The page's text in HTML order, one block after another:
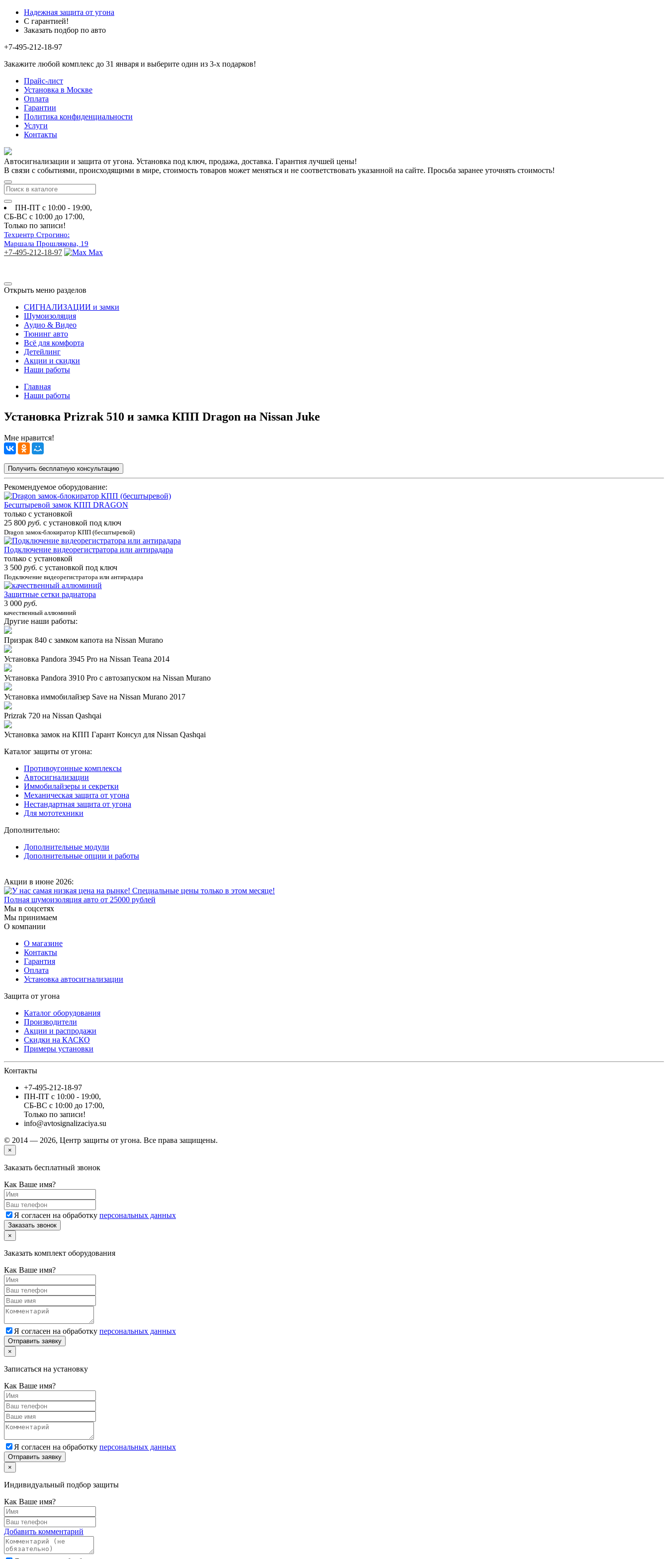
Надежная защита от угона
С гарантией!
Заказать подбор по авто
+7-495-212-18-97
Закажите любой комплекс до 31 января и выберите один из 3-х подарков!
Прайс-лист
Установка в Москве
Оплата
Гарантии
Политика конфиденциальности
Услуги
Контакты
Автосигнализации и защита от угона. Установка под ключ, продажа, доставка. Гарантия лучшей цены!
В связи с событиями, происходящими в мире, стоимость товаров может меняться и не соответствовать указанной на сайте. Просьба заранее уточнять стоимость!
ПН-ПТ с 10:00 - 19:00,
СБ-ВС с 10:00 до 17:00,
Только по записи!
Техцентр Строгино:
Маршала Прошлякова, 19
+7-495-212-18-97 Max
Открыть меню разделов
СИГНАЛИЗАЦИИ и замки
Шумоизоляция
Аудио & Видео
Тюнинг авто
Всё для комфорта
Детейлинг
Акции и скидки
Наши работы
Главная
Наши работы
Установка Prizrak 510 и замка КПП Dragon на Nissan Juke
Мне нравится!
Получить бесплатную консультацию
Рекомендуемое оборудование:
Бесштыревой замок КПП DRAGON
только с установкой
25 800 руб. с установкой под ключ
Dragon замок-блокиратор КПП (бесштыревой)
Подключение видеорегистратора или антирадара
только с установкой
3 500 руб. с установкой под ключ
Подключение видеорегистратора или антирадара
Защитные сетки радиатора
3 000 руб.
качественный аллюминий
Другие наши работы:
Призрак 840 с замком капота на Nissan Murano
Установка Pandora 3945 Pro на Nissan Teana 2014
Установка Pandora 3910 Pro с автозапуском на Nissan Murano
Установка иммобилайзер Save на Nissan Murano 2017
Prizrak 720 на Nissan Qashqai
Установка замок на КПП Гарант Консул для Nissan Qashqai
Каталог защиты от угона:
Противоугонные комплексы
Автосигнализации
Иммобилайзеры и секретки
Механическая защита от угона
Нестандартная защита от угона
Для мототехники
Дополнительно:
Дополнительные модули
Дополнительные опции и работы
Акции в июне 2026:
Полная шумоизоляция авто от 25000 рублей
Мы в соцсетях
Мы принимаем
О компании
О магазине
Контакты
Гарантия
Оплата
Установка автосигнализации
Защита от угона
Каталог оборудования
Производители
Акции и распродажи
Скидки на КАСКО
Примеры установки
Контакты
+7-495-212-18-97
ПН-ПТ с 10:00 - 19:00,
СБ-ВС с 10:00 до 17:00,
Только по записи!
info@avtosignalizaciya.su
© 2014 — 2026, Центр защиты от угона. Все права защищены.
×
Заказать бесплатный звонок
Как Ваше имя?
Я согласен на обработку персональных данных
Заказать звонок
×
Заказать комплект оборудования
Как Ваше имя?
Я согласен на обработку персональных данных
Отправить заявку
×
Записаться на установку
Как Ваше имя?
Я согласен на обработку персональных данных
Отправить заявку
×
Индивидуальный подбор защиты
Как Ваше имя?
Добавить комментарий